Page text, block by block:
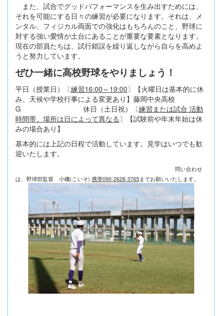
また、試合でグッドパフォーマンスを生み出すためには、
それを可能にする日々の練習が必要になります。それは、メ
ンタル、フィジカル両面での強化はもちろんのこと、野球に
対する強い愛情が土台にあることが重要な要素となります。
現在の部員たちは、試行錯誤を繰り返しながら自らを高めよ
うと努力しています。
ぜひ一緒に高校野球をやりましょう！
平日（授業日）〔練習16:00～19:00〕【火曜日は基本的に休
み、天候や学校行事による変更あり】藤岡中央高校
G 休日（土日祝）〔練習または試合 活動
時間帯、場所は日によって異なる 〕【試験前や年末年始は休
みの場合あり】
基本的には上記の日程で活動しています。見学はいつでも歓
迎いたします。
問い合わせ
は、野球部監督 小磯(こいそ) 携帯090-2628-3765までお願いいたします。